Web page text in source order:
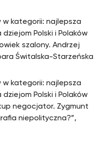
w kategorii: najlepsza
Polski i Polaków
szalony. Andrzej
Świtalska-Starzeńska
w kategorii: najlepsza
Polski i Polaków
negocjator. Zygmunt
niepolityczna?”,